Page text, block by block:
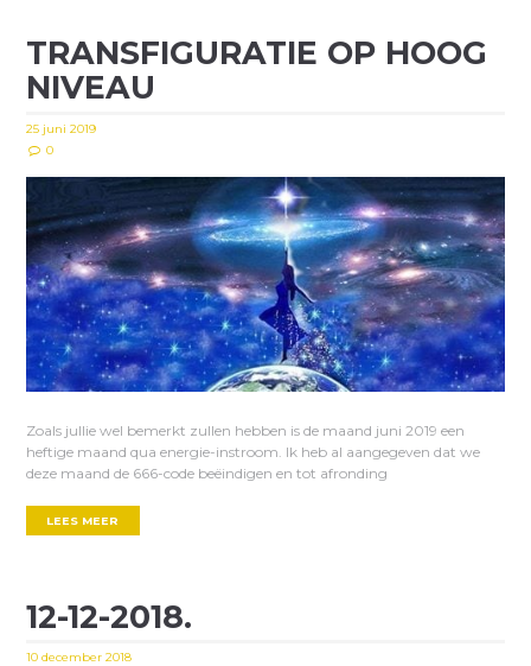
TRANSFIGURATIE OP HOOG
NIVEAU
25 juni 2019
0
Zoals jullie wel bemerkt zullen hebben is de maand juni 2019 een
heftige maand qua energie-instroom. Ik heb al aangegeven dat we
deze maand de 666-code beëindigen en tot afronding
LEES MEER
12-12-2018.
10 december 2018